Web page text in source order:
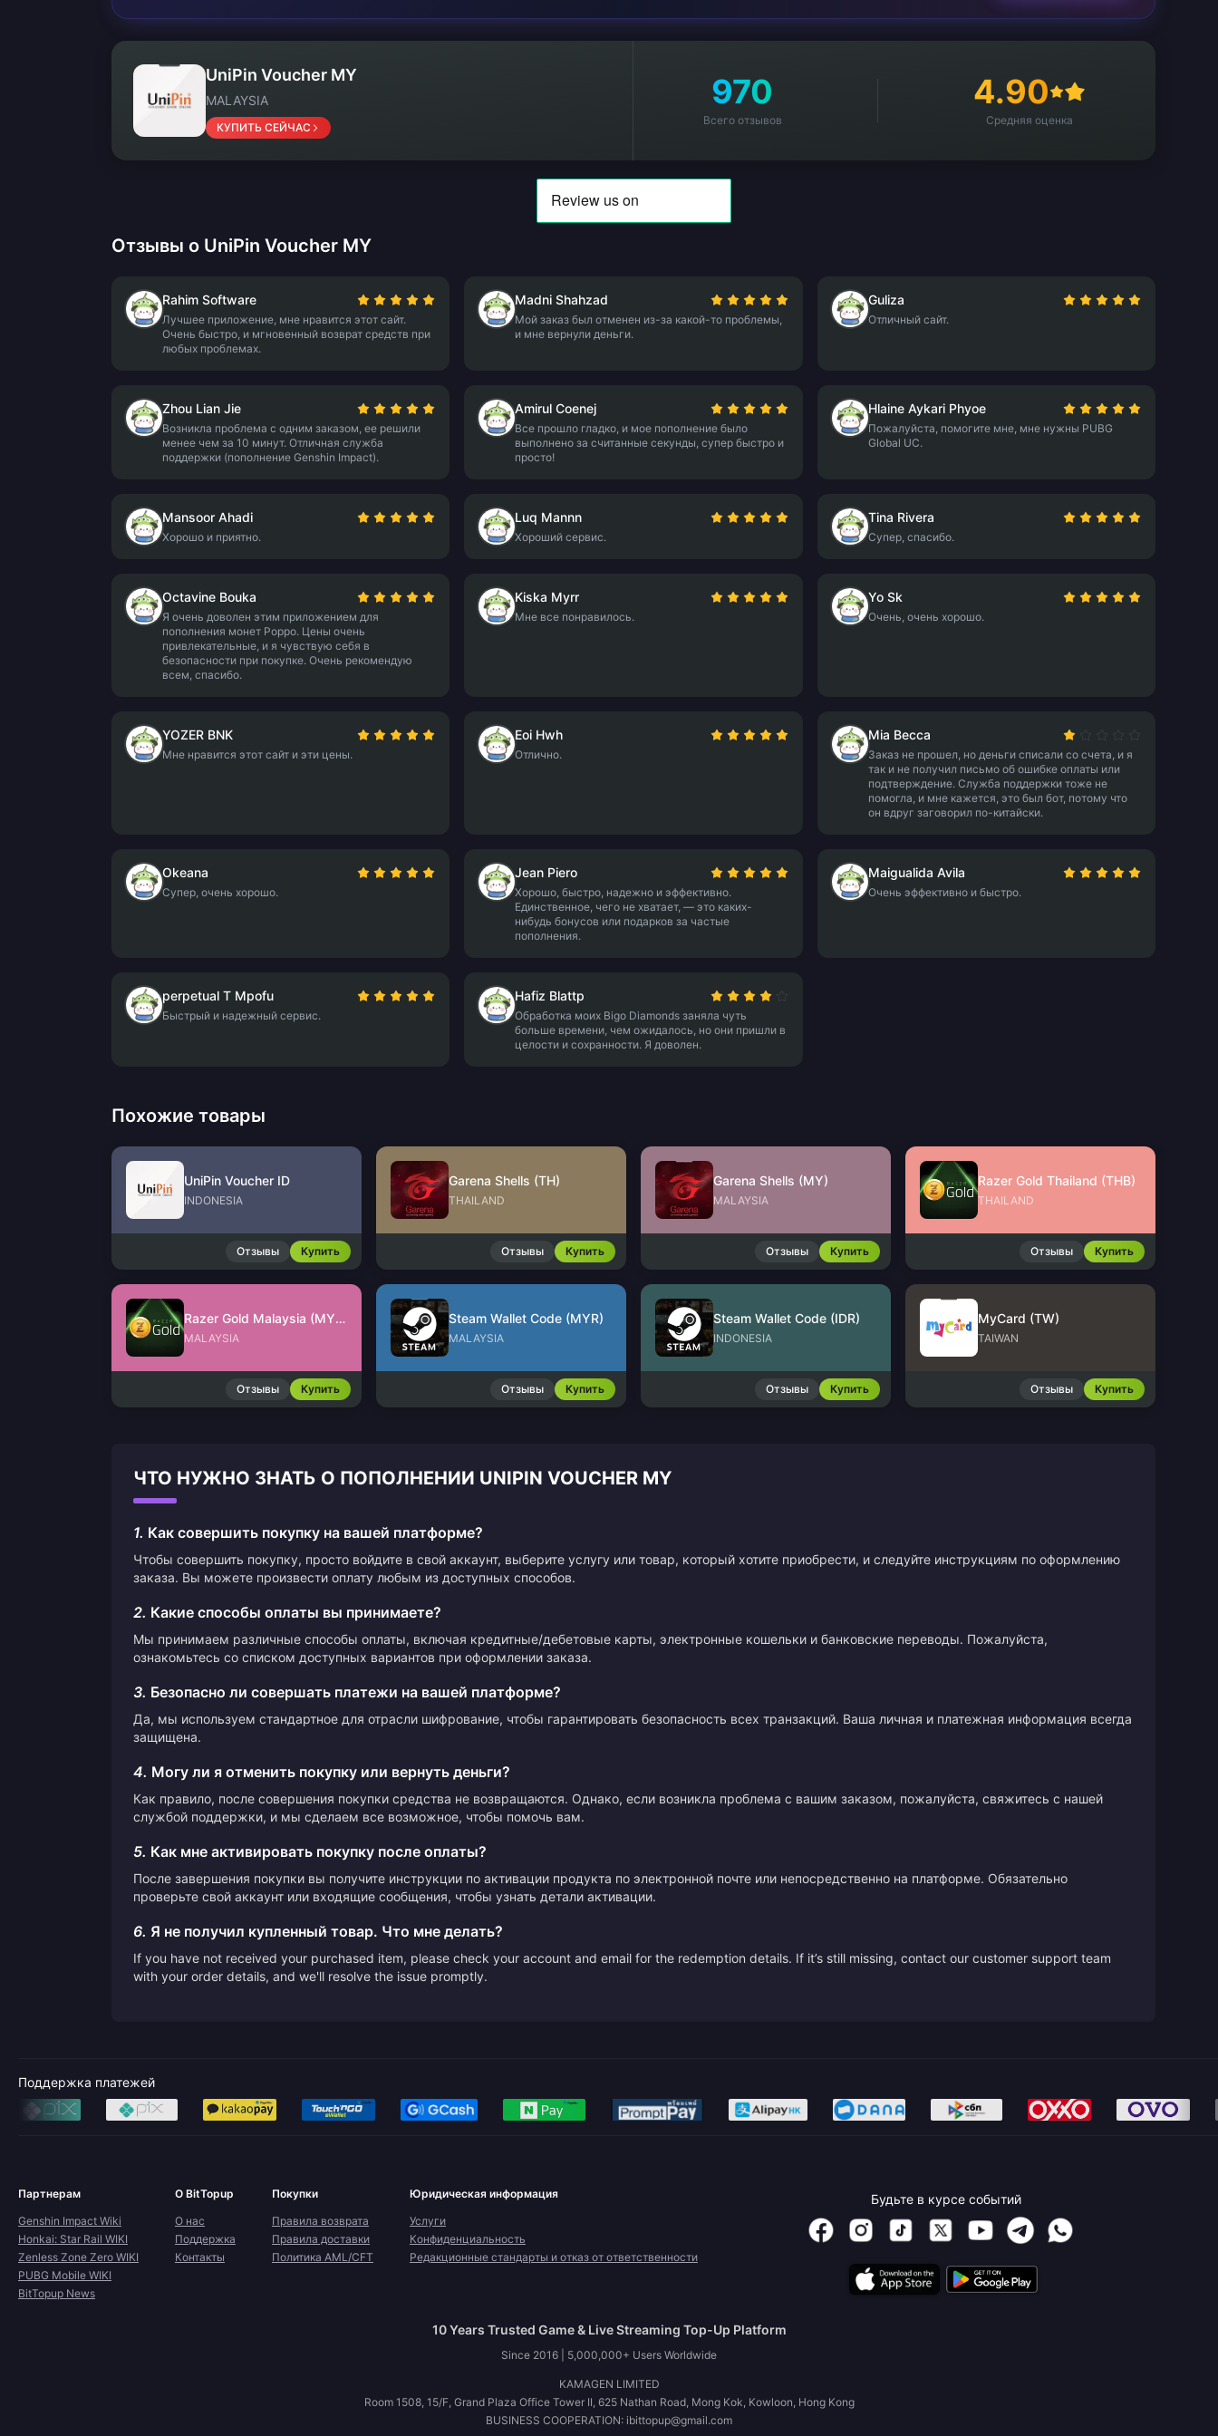
UniPin Voucher MY
MALAYSIA
КУПИТЬ СЕЙЧАС
970
Всего отзывов
4.90
Средняя оценка
Отзывы о UniPin Voucher MY
Rahim Software
Лучшее приложение, мне нравится этот сайт.
Очень быстро, и мгновенный возврат средств при
любых проблемах.
Madni Shahzad
Мой заказ был отменен из-за какой-то проблемы,
и мне вернули деньги.
Guliza
Отличный сайт.
Zhou Lian Jie
Возникла проблема с одним заказом, ее решили
менее чем за 10 минут. Отличная служба
поддержки (пополнение Genshin Impact).
Amirul Coenej
Все прошло гладко, и мое пополнение было
выполнено за считанные секунды, супер быстро и
просто!
Hlaine Aykari Phyoe
Пожалуйста, помогите мне, мне нужны PUBG
Global UC.
Mansoor Ahadi
Хорошо и приятно.
Luq Mannn
Хороший сервис.
Tina Rivera
Супер, спасибо.
Octavine Bouka
Я очень доволен этим приложением для
пополнения монет Poppo. Цены очень
привлекательные, и я чувствую себя в
безопасности при покупке. Очень рекомендую
всем, спасибо.
Kiska Myrr
Мне все понравилось.
Yo Sk
Очень, очень хорошо.
YOZER BNK
Мне нравится этот сайт и эти цены.
Eoi Hwh
Отлично.
Mia Becca
Заказ не прошел, но деньги списали со счета, и я
так и не получил письмо об ошибке оплаты или
подтверждение. Служба поддержки тоже не
помогла, и мне кажется, это был бот, потому что
он вдруг заговорил по-китайски.
Okeana
Супер, очень хорошо.
Jean Piero
Хорошо, быстро, надежно и эффективно.
Единственное, чего не хватает, — это каких-
нибудь бонусов или подарков за частые
пополнения.
Maigualida Avila
Очень эффективно и быстро.
perpetual T Mpofu
Быстрый и надежный сервис.
Hafiz Blattp
Обработка моих Bigo Diamonds заняла чуть
больше времени, чем ожидалось, но они пришли в
целости и сохранности. Я доволен.
Похожие товары
UniPin Voucher ID
INDONESIA
Отзывы Купить
Garena Shells (TH)
THAILAND
Отзывы Купить
Garena Shells (MY)
MALAYSIA
Отзывы Купить
Razer Gold Thailand (THB)
THAILAND
Отзывы Купить
Razer Gold Malaysia (MYR)
MALAYSIA
Отзывы Купить
Steam Wallet Code (MYR)
MALAYSIA
Отзывы Купить
Steam Wallet Code (IDR)
INDONESIA
Отзывы Купить
MyCard (TW)
TAIWAN
Отзывы Купить
ЧТО НУЖНО ЗНАТЬ О ПОПОЛНЕНИИ UNIPIN VOUCHER MY
1. Как совершить покупку на вашей платформе?
Чтобы совершить покупку, просто войдите в свой аккаунт, выберите услугу или товар, который хотите приобрести, и следуйте инструкциям по оформлению
заказа. Вы можете произвести оплату любым из доступных способов.
2. Какие способы оплаты вы принимаете?
Мы принимаем различные способы оплаты, включая кредитные/дебетовые карты, электронные кошельки и банковские переводы. Пожалуйста,
ознакомьтесь со списком доступных вариантов при оформлении заказа.
3. Безопасно ли совершать платежи на вашей платформе?
Да, мы используем стандартное для отрасли шифрование, чтобы гарантировать безопасность всех транзакций. Ваша личная и платежная информация всегда
защищена.
4. Могу ли я отменить покупку или вернуть деньги?
Как правило, после совершения покупки средства не возвращаются. Однако, если возникла проблема с вашим заказом, пожалуйста, свяжитесь с нашей
службой поддержки, и мы сделаем все возможное, чтобы помочь вам.
5. Как мне активировать покупку после оплаты?
После завершения покупки вы получите инструкции по активации продукта по электронной почте или непосредственно на платформе. Обязательно
проверьте свой аккаунт или входящие сообщения, чтобы узнать детали активации.
6. Я не получил купленный товар. Что мне делать?
If you have not received your purchased item, please check your account and email for the redemption details. If it’s still missing, contact our customer support team
with your order details, and we'll resolve the issue promptly.
Поддержка платежей
Партнерам
Genshin Impact Wiki
Honkai: Star Rail WIKI
Zenless Zone Zero WIKI
PUBG Mobile WIKI
BitTopup News
О BitTopup
О нас
Поддержка
Контакты
Покупки
Правила возврата
Правила доставки
Политика AML/CFT
Юридическая информация
Услуги
Конфиденциальность
Редакционные стандарты и отказ от ответственности
Будьте в курсе событий
10 Years Trusted Game & Live Streaming Top-Up Platform
Since 2016 | 5,000,000+ Users Worldwide
KAMAGEN LIMITED
Room 1508, 15/F, Grand Plaza Office Tower II, 625 Nathan Road, Mong Kok, Kowloon, Hong Kong
BUSINESS COOPERATION: ibittopup@gmail.com